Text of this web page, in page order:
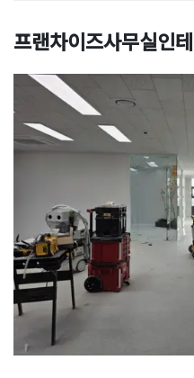
프랜차이즈사무실인